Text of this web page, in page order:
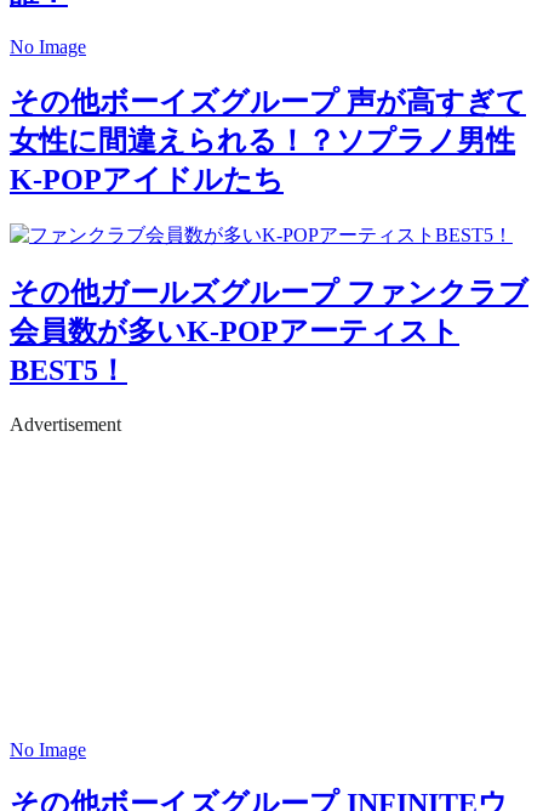
No Image
その他ボーイズグループ声が高すぎて
女性に間違えられる！？ソプラノ男性
K-POPアイドルたち
その他ガールズグループファンクラブ
会員数が多いK-POPアーティスト
BEST5！
Advertisement
No Image
その他ボーイズグループINFINITEウ